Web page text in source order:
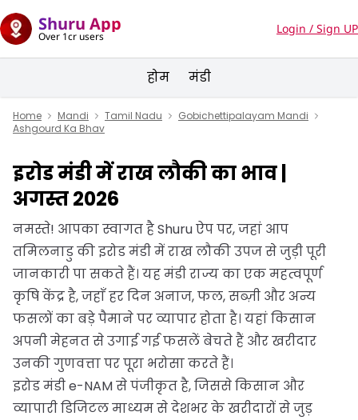
Shuru App
Over 1cr users
Login / Sign UP
होम मंडी
Home Mandi Tamil Nadu
Gobichettipalayam Mandi
Ashgourd Ka Bhav
इरोड मंडी में राख लौकी का भाव |
अगस्त 2026
नमस्ते! आपका स्वागत है Shuru ऐप पर, जहां आप
तमिलनाडु की इरोड मंडी में राख लौकी उपज से जुड़ी पूरी
जानकारी पा सकते हैं। यह मंडी राज्य का एक महत्वपूर्ण
कृषि केंद्र है, जहाँ हर दिन अनाज, फल, सब्ज़ी और अन्य
फसलों का बड़े पैमाने पर व्यापार होता है। यहां किसान
अपनी मेहनत से उगाई गई फसलें बेचते हैं और खरीदार
उनकी गुणवत्ता पर पूरा भरोसा करते हैं।
इरोड मंडी e-NAM से पंजीकृत है, जिससे किसान और
व्यापारी डिजिटल माध्यम से देशभर के खरीदारों से जुड़